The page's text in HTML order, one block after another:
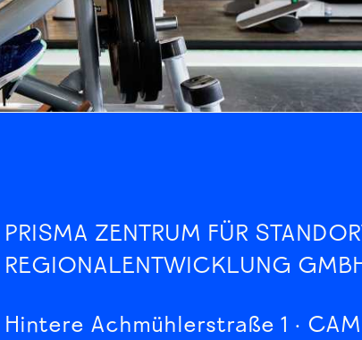
PRISMA ZENTRUM FÜR
REGIONALENTWICKLUNG
Hintere Achmühlerstraße 1 ·